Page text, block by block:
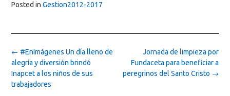
Posted in Gestion2012-2017
Post
navigation
Jornada de limpieza por
Fundaceta para beneficiar a
peregrinos del Santo Cristo →
← #EnImágenes Un día lleno de
alegría y diversión brindó
Inapcet a los niños de sus
trabajadores